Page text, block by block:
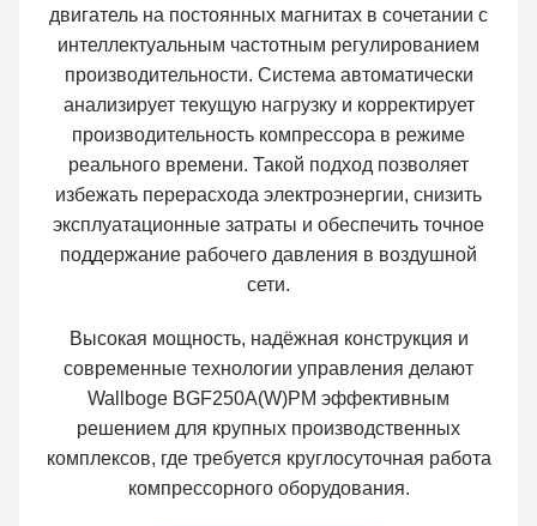
двигатель на постоянных магнитах в сочетании с
интеллектуальным частотным регулированием
производительности. Система автоматически
анализирует текущую нагрузку и корректирует
производительность компрессора в режиме
реального времени. Такой подход позволяет
избежать перерасхода электроэнергии, снизить
эксплуатационные затраты и обеспечить точное
поддержание рабочего давления в воздушной
сети.
Высокая мощность, надёжная конструкция и
современные технологии управления делают
Wallboge BGF250A(W)PM эффективным
решением для крупных производственных
комплексов, где требуется круглосуточная работа
компрессорного оборудования.